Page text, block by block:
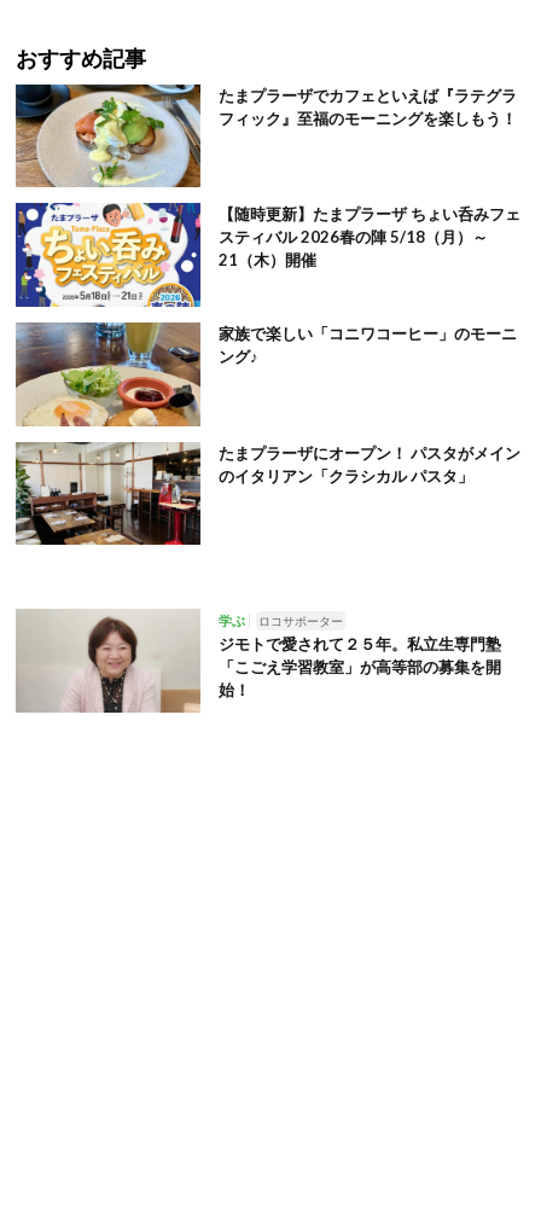
おすすめ記事
たまプラーザでカフェといえば『ラテグラ
フィック』至福のモーニングを楽しもう！
【随時更新】たまプラーザ ちょい呑みフェ
スティバル 2026春の陣 5/18（月）～
21（木）開催
家族で楽しい「コニワコーヒー」のモーニ
ング♪
たまプラーザにオープン！ パスタがメイン
のイタリアン「クラシカル パスタ」
学ぶ ロコサポーター
ジモトで愛されて２５年。私立生専門塾
「こごえ学習教室」が高等部の募集を開
始！